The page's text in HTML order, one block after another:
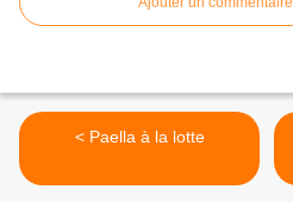
< Paella à la lotte